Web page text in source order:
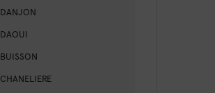
DANJON
DAOUI
BUISSON
CHANELIERE